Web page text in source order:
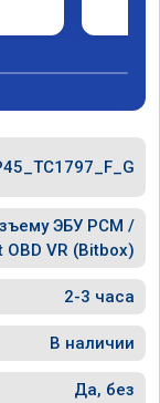
ЭБУ PCM /
OBD VR (Bitbox)
2-3 часа
В наличии
Да, без